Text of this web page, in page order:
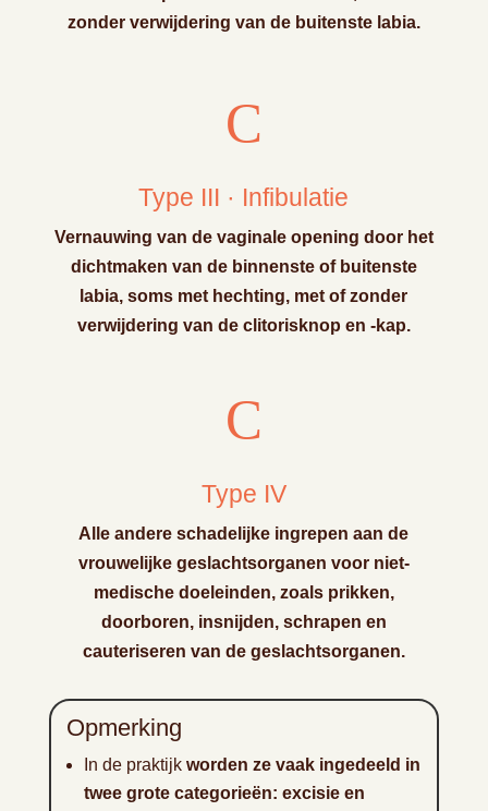
zonder verwijdering van de buitenste labia.
C
Type III · Infibulatie
Vernauwing van de vaginale opening door het
dichtmaken van de binnenste of buitenste
labia, soms met hechting, met of zonder
verwijdering van de clitorisknop en -kap.
C
Type IV
Alle andere schadelijke ingrepen aan de
vrouwelijke geslachtsorganen voor niet-
medische doeleinden, zoals prikken,
doorboren, insnijden, schrapen en
cauteriseren van de geslachtsorganen.
Opmerking
In de praktijk worden ze vaak ingedeeld in
twee grote categorieën: excisie en